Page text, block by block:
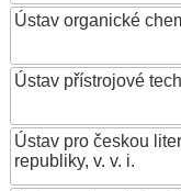
Ústav organické
Ústav přístrojové
Ústav pro českou
republiky, v. v. i.